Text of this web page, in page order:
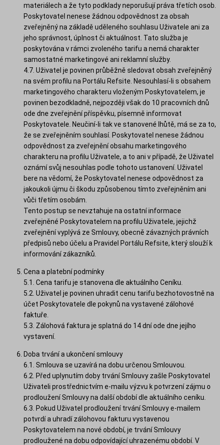
materiálech a že tyto podklady neporušují práva třetích osob.
Poskytovatel nenese žádnou odpovědnost za obsah
zveřejněný na základě uděleného souhlasu Uživatele ani za
jeho správnost, úplnost či aktuálnost. Tato služba je
poskytována v rámci zvoleného tarifu a nemá charakter
samostatné marketingové ani reklamní služby.
4.7. Uživatel je povinen průběžně sledovat obsah zveřejněný
na svém profilu na Portálu Refsite. Nesouhlasí-li s obsahem
marketingového charakteru vloženým Poskytovatelem, je
povinen bezodkladně, nejpozději však do 10 pracovních dnů
ode dne zveřejnění příspěvku, písemně informovat
Poskytovatele. Neučiní-li tak ve stanovené lhůtě, má se za to,
že se zveřejněním souhlasí. Poskytovatel nenese žádnou
odpovědnost za zveřejnění obsahu marketingového
charakteru na profilu Uživatele, a to ani v případě, že Uživatel
oznámí svůj nesouhlas podle tohoto ustanovení. Uživatel
bere na vědomí, že Poskytovatel nenese odpovědnost za
jakoukoli újmu či škodu způsobenou tímto zveřejněním ani
vůči třetím osobám.
Tento postup se nevztahuje na ostatní informace
zveřejněné Poskytovatelem na profilu Uživatele, jejichž
zveřejnění vyplývá ze Smlouvy, obecně závazných právních
předpisů nebo účelu a Pravidel Portálu Refsite, který slouží k
informování zákazníků.
Cena a platební podmínky
5.1. Cena tarifu je stanovena dle aktuálního Ceníku.
5.2. Uživatel je povinen uhradit cenu tarifu bezhotovostně na
účet Poskytovatele dle pokynů na vystavené zálohové
faktuře.
5.3. Zálohová faktura je splatná do 14 dní ode dne jejího
vystavení.
Doba trvání a ukončení smlouvy
6.1. Smlouva se uzavírá na dobu určenou Smlouvou.
6.2. Před uplynutím doby trvání Smlouvy zašle Poskytovatel
Uživateli prostřednictvím e-mailu výzvu k potvrzení zájmu o
prodloužení Smlouvy na další období dle aktuálního ceníku.
6.3. Pokud Uživatel prodloužení trvání Smlouvy e-mailem
potvrdí a uhradí zálohovou fakturu vystavenou
Poskytovatelem na nové období, je trvání Smlouvy
prodloužené na dobu odpovídající uhrazenému období. V